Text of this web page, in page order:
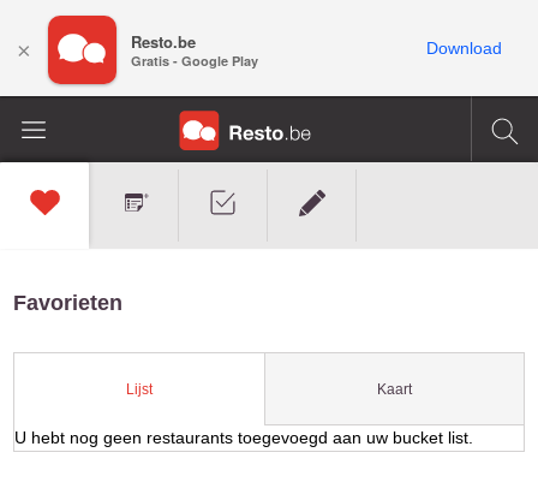
Favorieten
Lijst Kaart
U hebt nog geen restaurants toegevoegd aan uw bucket list.
× Resto.be
Gratis - Google Play
Download